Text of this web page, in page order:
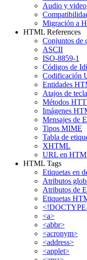
Audio y video
Migración a
HTML References
Conjuntos de
ASCII
ISO-8859-1
Códigos de
Codificación
Entidades
Atajos de
Métodos
Imágenes
Mensajes de
Tipos MIME
Tabla de
XHTML
URL en
HTML Tags
Etiquetas en
Atributos
Atributos de
Etiquetas
<a>
<abbr>
<acronym>
<address>
<applet>